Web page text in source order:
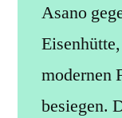
Asano
modernen
besiegen.